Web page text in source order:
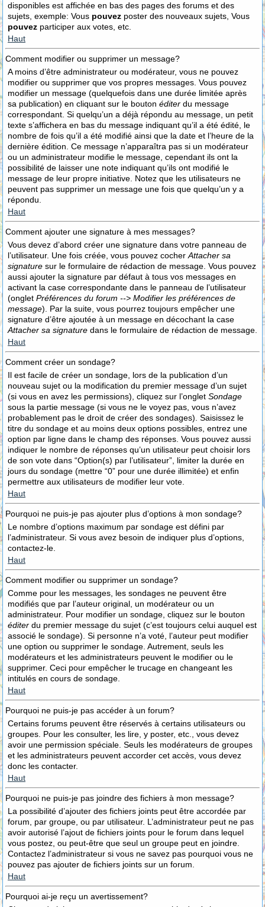
disponibles est affichée en bas des pages des forums et des
sujets, exemple: Vous pouvez poster des nouveaux sujets, Vous
pouvez participer aux votes, etc.
Haut
Comment modifier ou supprimer un message?
A moins d’être administrateur ou modérateur, vous ne pouvez
modifier ou supprimer que vos propres messages. Vous pouvez
modifier un message (quelquefois dans une durée limitée après
sa publication) en cliquant sur le bouton éditer du message
correspondant. Si quelqu’un a déjà répondu au message, un petit
texte s’affichera en bas du message indiquant qu’il a été édité, le
nombre de fois qu’il a été modifié ainsi que la date et l’heure de la
dernière édition. Ce message n’apparaîtra pas si un modérateur
ou un administrateur modifie le message, cependant ils ont la
possibilité de laisser une note indiquant qu’ils ont modifié le
message de leur propre initiative. Notez que les utilisateurs ne
peuvent pas supprimer un message une fois que quelqu’un y a
répondu.
Haut
Comment ajouter une signature à mes messages?
Vous devez d’abord créer une signature dans votre panneau de
l’utilisateur. Une fois créée, vous pouvez cocher Attacher sa
signature sur le formulaire de rédaction de message. Vous pouvez
aussi ajouter la signature par défaut à tous vos messages en
activant la case correspondante dans le panneau de l’utilisateur
(onglet Préférences du forum --> Modifier les préférences de
message). Par la suite, vous pourrez toujours empêcher une
signature d’être ajoutée à un message en décochant la case
Attacher sa signature dans le formulaire de rédaction de message.
Haut
Comment créer un sondage?
Il est facile de créer un sondage, lors de la publication d’un
nouveau sujet ou la modification du premier message d’un sujet
(si vous en avez les permissions), cliquez sur l’onglet Sondage
sous la partie message (si vous ne le voyez pas, vous n’avez
probablement pas le droit de créer des sondages). Saisissez le
titre du sondage et au moins deux options possibles, entrez une
option par ligne dans le champ des réponses. Vous pouvez aussi
indiquer le nombre de réponses qu’un utilisateur peut choisir lors
de son vote dans “Option(s) par l’utilisateur”, limiter la durée en
jours du sondage (mettre “0” pour une durée illimitée) et enfin
permettre aux utilisateurs de modifier leur vote.
Haut
Pourquoi ne puis-je pas ajouter plus d’options à mon sondage?
Le nombre d’options maximum par sondage est défini par
l’administrateur. Si vous avez besoin de indiquer plus d’options,
contactez-le.
Haut
Comment modifier ou supprimer un sondage?
Comme pour les messages, les sondages ne peuvent être
modifiés que par l’auteur original, un modérateur ou un
administrateur. Pour modifier un sondage, cliquez sur le bouton
éditer du premier message du sujet (c’est toujours celui auquel est
associé le sondage). Si personne n’a voté, l’auteur peut modifier
une option ou supprimer le sondage. Autrement, seuls les
modérateurs et les administrateurs peuvent le modifier ou le
supprimer. Ceci pour empêcher le trucage en changeant les
intitulés en cours de sondage.
Haut
Pourquoi ne puis-je pas accéder à un forum?
Certains forums peuvent être réservés à certains utilisateurs ou
groupes. Pour les consulter, les lire, y poster, etc., vous devez
avoir une permission spéciale. Seuls les modérateurs de groupes
et les administrateurs peuvent accorder cet accès, vous devez
donc les contacter.
Haut
Pourquoi ne puis-je pas joindre des fichiers à mon message?
La possibilité d’ajouter des fichiers joints peut être accordée par
forum, par groupe, ou par utilisateur. L’administrateur peut ne pas
avoir autorisé l’ajout de fichiers joints pour le forum dans lequel
vous postez, ou peut-être que seul un groupe peut en joindre.
Contactez l’administrateur si vous ne savez pas pourquoi vous ne
pouvez pas ajouter de fichiers joints sur un forum.
Haut
Pourquoi ai-je reçu un avertissement?